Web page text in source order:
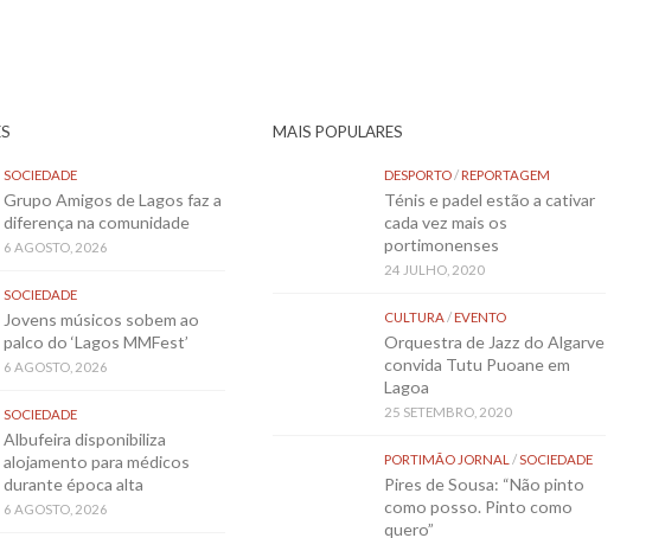
SOCIEDADE
Grupo Amigos de Lagos faz a
diferença na comunidade
6 AGOSTO, 2026
SOCIEDADE
Jovens músicos sobem ao
palco do ‘Lagos MMFest’
6 AGOSTO, 2026
SOCIEDADE
Albufeira disponibiliza
alojamento para médicos
durante época alta
6 AGOSTO, 2026
MAIS POPULARES
DESPORTO/REPORTAGEM
Ténis e padel estão a cativar
cada vez mais os
portimonenses
24 JULHO, 2020
CULTURA/EVENTO
Orquestra de Jazz do Algarve
convida Tutu Puoane em
Lagoa
25 SETEMBRO, 2020
PORTIMÃO JORNAL /SOCIEDADE
Pires de Sousa: “Não pinto
como posso. Pinto como
quero”